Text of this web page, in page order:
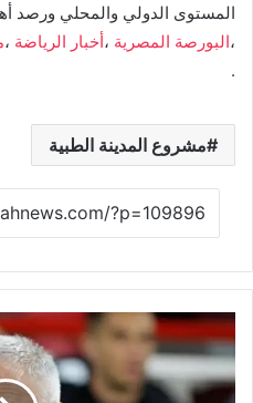
المستوى الدولي والمحلي ورصد
،البورصة المصرية ،أخبار الرياضة ،
.
مشروع المدينة الطبية